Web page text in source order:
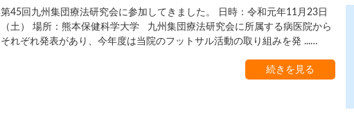
第45回九州集団療法研究会に参加してきました。 日時：令和元年11月23日
（土） 場所：熊本保健科学大学 九州集団療法研究会に所属する病医院から
それぞれ発表があり、今年度は当院のフットサル活動の取り組みを発 ...…
続きを見る